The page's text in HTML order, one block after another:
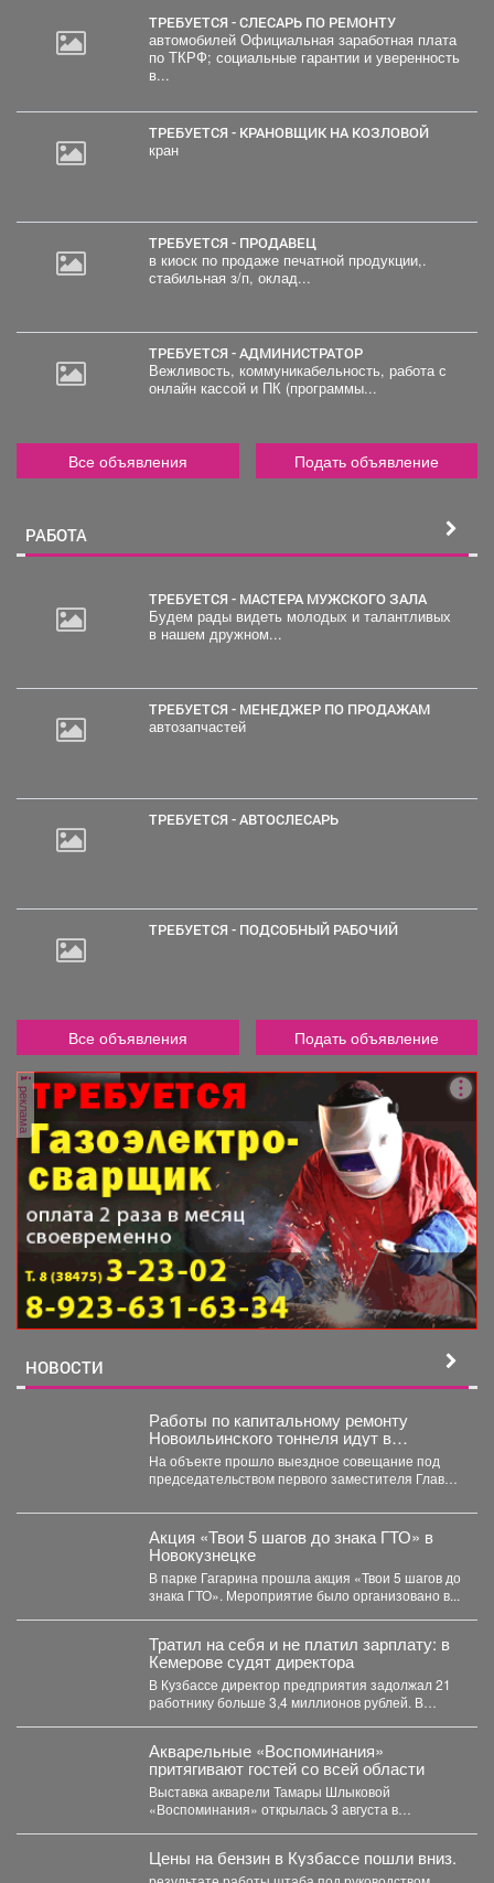
ТРЕБУЕТСЯ - СЛЕСАРЬ ПО РЕМОНТУ
автомобилей Официальная заработная плата
по ТКРФ; социальные гарантии и уверенность
в...
ТРЕБУЕТСЯ - КРАНОВЩИК НА КОЗЛОВОЙ
кран
ТРЕБУЕТСЯ - ПРОДАВЕЦ
в киоск по продаже печатной продукции,.
стабильная з/п, оклад...
ТРЕБУЕТСЯ - АДМИНИСТРАТОР
Вежливость, коммуникабельность, работа с
онлайн кассой и ПК (программы...
Все объявления Подать объявление
РАБОТА
ТРЕБУЕТСЯ - МАСТЕРА МУЖСКОГО ЗАЛА
Будем рады видеть молодых и талантливых
в нашем дружном...
ТРЕБУЕТСЯ - МЕНЕДЖЕР ПО ПРОДАЖАМ
автозапчастей
ТРЕБУЕТСЯ - АВТОСЛЕСАРЬ
ТРЕБУЕТСЯ - ПОДСОБНЫЙ РАБОЧИЙ
Все объявления Подать объявление
реклама
НОВОСТИ
Работы по капитальному ремонту
Новоильинского тоннеля идут в
соответствии с графиком
На объекте прошло выездное совещание под
председательством первого заместителя Главы
Акция «Твои 5 шагов до знака ГТО» в
Новокузнецке
В парке Гагарина прошла акция «Твои 5 шагов до
знака ГТО». Мероприятие было организовано в...
Тратил на себя и не платил зарплату: в
Кемерове судят директора
В Кузбассе директор предприятия задолжал 21
работнику больше 3,4 миллионов рублей. В
Акварельные «Воспоминания»
притягивают гостей со всей области
Выставка акварели Тамары Шлыковой
«Воспоминания» открылась 3 августа в
Цены на бензин в Кузбассе пошли вниз.